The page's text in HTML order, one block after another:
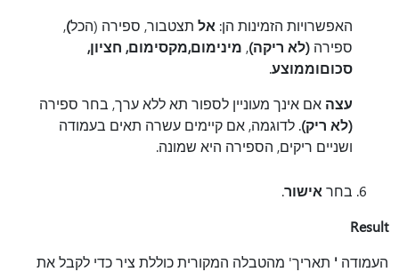
האפשרויות הזמינות הן: אל תצטבור, ספירה (הכל)
,
ספירה (לא ריקה), מינימום,מקסימום, חציון,
סכוםוממוצע.
עצה אם אינך מעוניין לספור תא ללא ערך, בחר ספירה
(לא ריק). לדוגמה, אם קיימים עשרה תאים בעמודה
ושניים ריקים, הספירה היא שמונה.
בחר אישור.
Result
העמודה ' תאריך' מהטבלה המקורית כוללת ציר כדי לקבל את